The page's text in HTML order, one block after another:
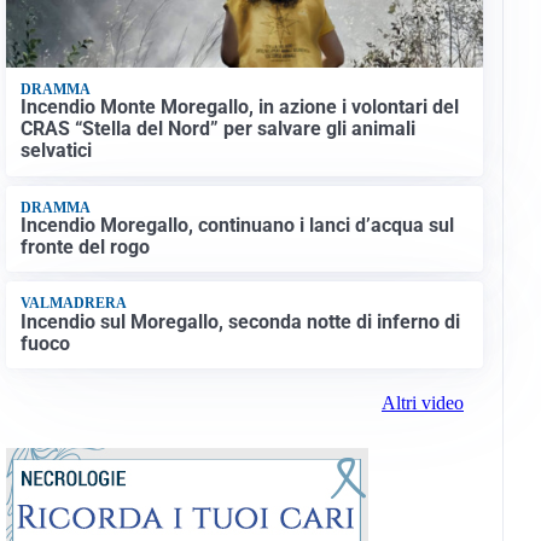
DRAMMA
Incendio Monte Moregallo, in azione i volontari del
CRAS “Stella del Nord” per salvare gli animali
selvatici
DRAMMA
Incendio Moregallo, continuano i lanci d’acqua sul
fronte del rogo
VALMADRERA
Incendio sul Moregallo, seconda notte di inferno di
fuoco
Altri video